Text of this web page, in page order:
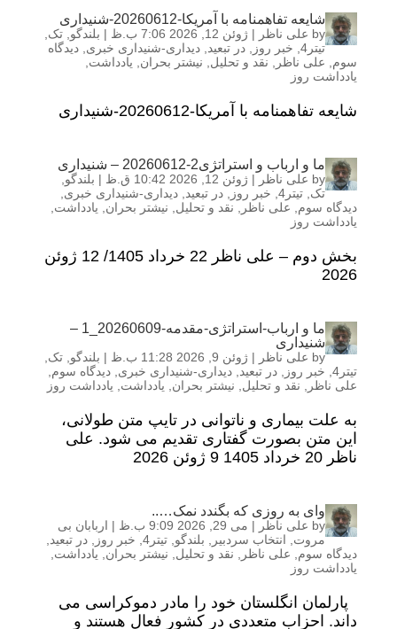
شایعه تفاهمنامه با آمریکا-20260612-شنیداری
by علی ناظر | ژوئن 12, 2026 7:06 ب.ظ | بلندگو تک
تیتر4
, خبر روز در تبعید دیداری-شنیداری خبری دیدگاه
سوم
علی ناظر نقد و تحلیل نیشتر بحران یادداشت
یادداشت روز
شایعه تفاهمنامه با آمریکا-20260612-شنیداری
ما و ارباب و استراتژی2-20260612 – شنیداری
by علی ناظر | ژوئن 12, 2026 10:42 ق.ظ | بلندگو
تک تیتر4 , خبر روز در تبعید دیداری-شنیداری خبری
دیدگاه سوم
علی ناظر نقد و تحلیل نیشتر بحران یادداشت
یادداشت روز
بخش دوم – علی ناظر 22 خرداد 1405/ 12 ژوئن
2026
ما و ارباب-استراتژی-مقدمه-20260609_1 –
شنیداری
by علی ناظر | ژوئن 9, 2026 11:28 ب.ظ | بلندگو تک
تیتر4
, خبر روز در تبعید دیداری-شنیداری خبری دیدگاه سوم
علی ناظر
نقد و تحلیل نیشتر بحران یادداشت یادداشت روز
به علت بیماری و ناتوانی در تایپ متن طولانی،
این متن بصورت گفتاری تقدیم می شود. علی
ناظر 20 خرداد 1405 9 ژوئن 2026
وای به روزی که بگندد نمک…..
by علی ناظر | می 29, 2026 9:09 ب.ظ | اربابان بی
مروت
انتخاب سردبیر بلندگو تیتر4 , خبر روز در تبعید
دیدگاه سوم
علی ناظر نقد و تحلیل نیشتر بحران یادداشت
یادداشت روز
پارلمان انگلستان خود را مادر دموکراسی می
داند. احزاب متعددی در کشور فعال هستند و